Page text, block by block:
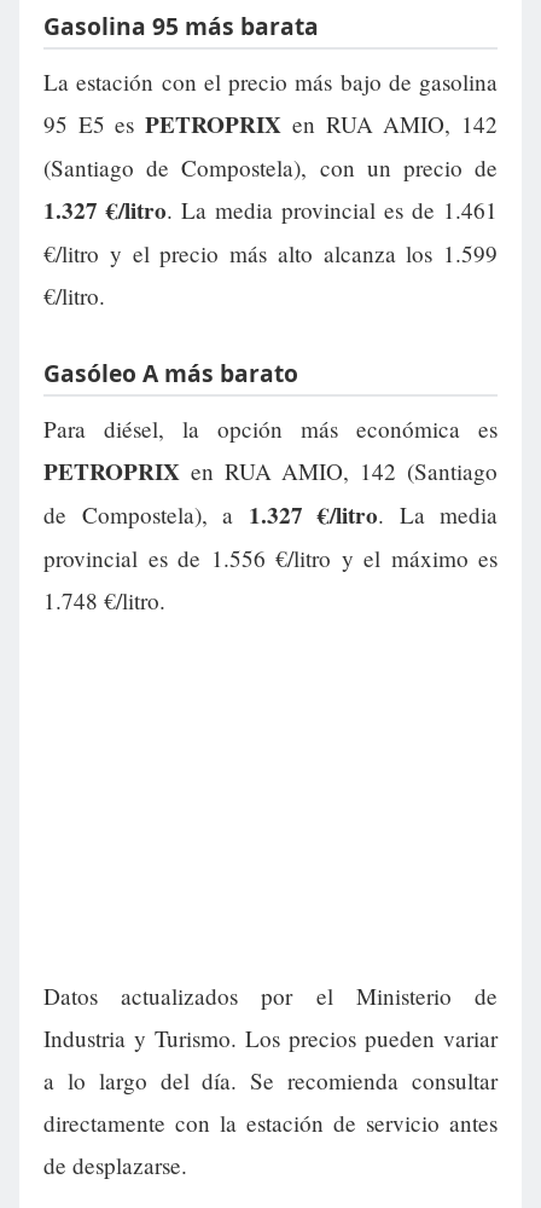
Gasolina 95 más barata
La estación con el precio más bajo de gasolina
95 E5 esPETROPRIX en RUA AMIO, 142
(Santiago de Compostela), con un precio de
1.327 €/litro. La media provincial es de 1.461
€/litro y el precio más alto alcanza los 1.599
€/litro.
Gasóleo A más barato
Para diésel, la opción más económica es
PETROPRIX en RUA AMIO, 142 (Santiago
de Compostela), a 1.327 €/litro. La media
provincial es de 1.556 €/litro y el máximo es
1.748 €/litro.
Datos actualizados por el Ministerio de
Industria y Turismo. Los precios pueden variar
a lo largo del día. Se recomienda consultar
directamente con la estación de servicio antes
de desplazarse.